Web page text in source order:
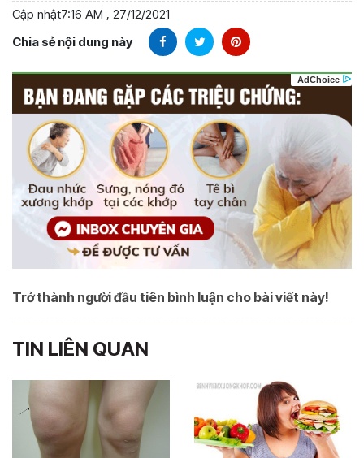
Cập nhật7:16 AM , 27/12/2021
Chia sẻ nội dung này
Trở thành người đầu tiên bình luận cho bài viết này!
TIN LIÊN QUAN